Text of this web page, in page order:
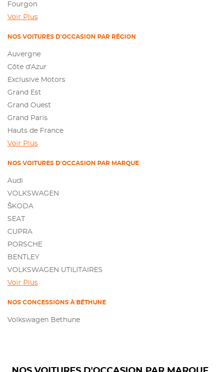
Fourgon
Voir Plus
NOS VOITURES D'OCCASION PAR RÉGION
Auvergne
Côte d'Azur
Exclusive Motors
Grand Est
Grand Ouest
Grand Paris
Hauts de France
Voir Plus
NOS VOITURES D'OCCASION PAR MARQUE
Audi
VOLKSWAGEN
ŠKODA
SEAT
CUPRA
PORSCHE
BENTLEY
VOLKSWAGEN UTILITAIRES
Voir Plus
NOS CONCESSIONS À BÉTHUNE
Volkswagen Bethune